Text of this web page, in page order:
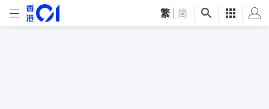
繁 简